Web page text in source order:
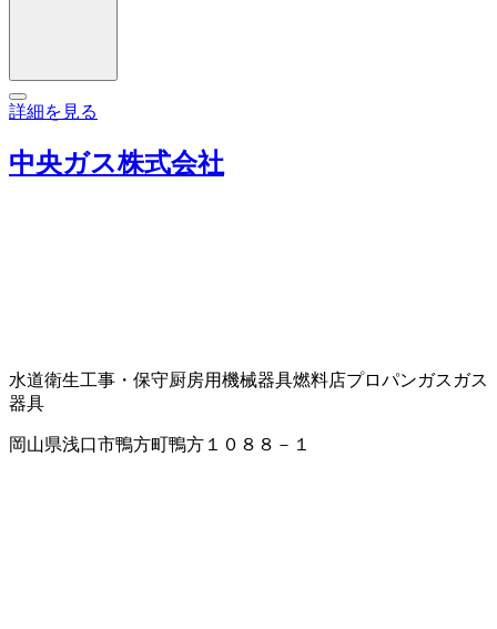
詳細を見る
中央ガス株式会社
水道衛生工事・保守厨房用機械器具燃料店プロパンガス ガス
器具
岡山県浅口市鴨方町鴨方１０８８－１